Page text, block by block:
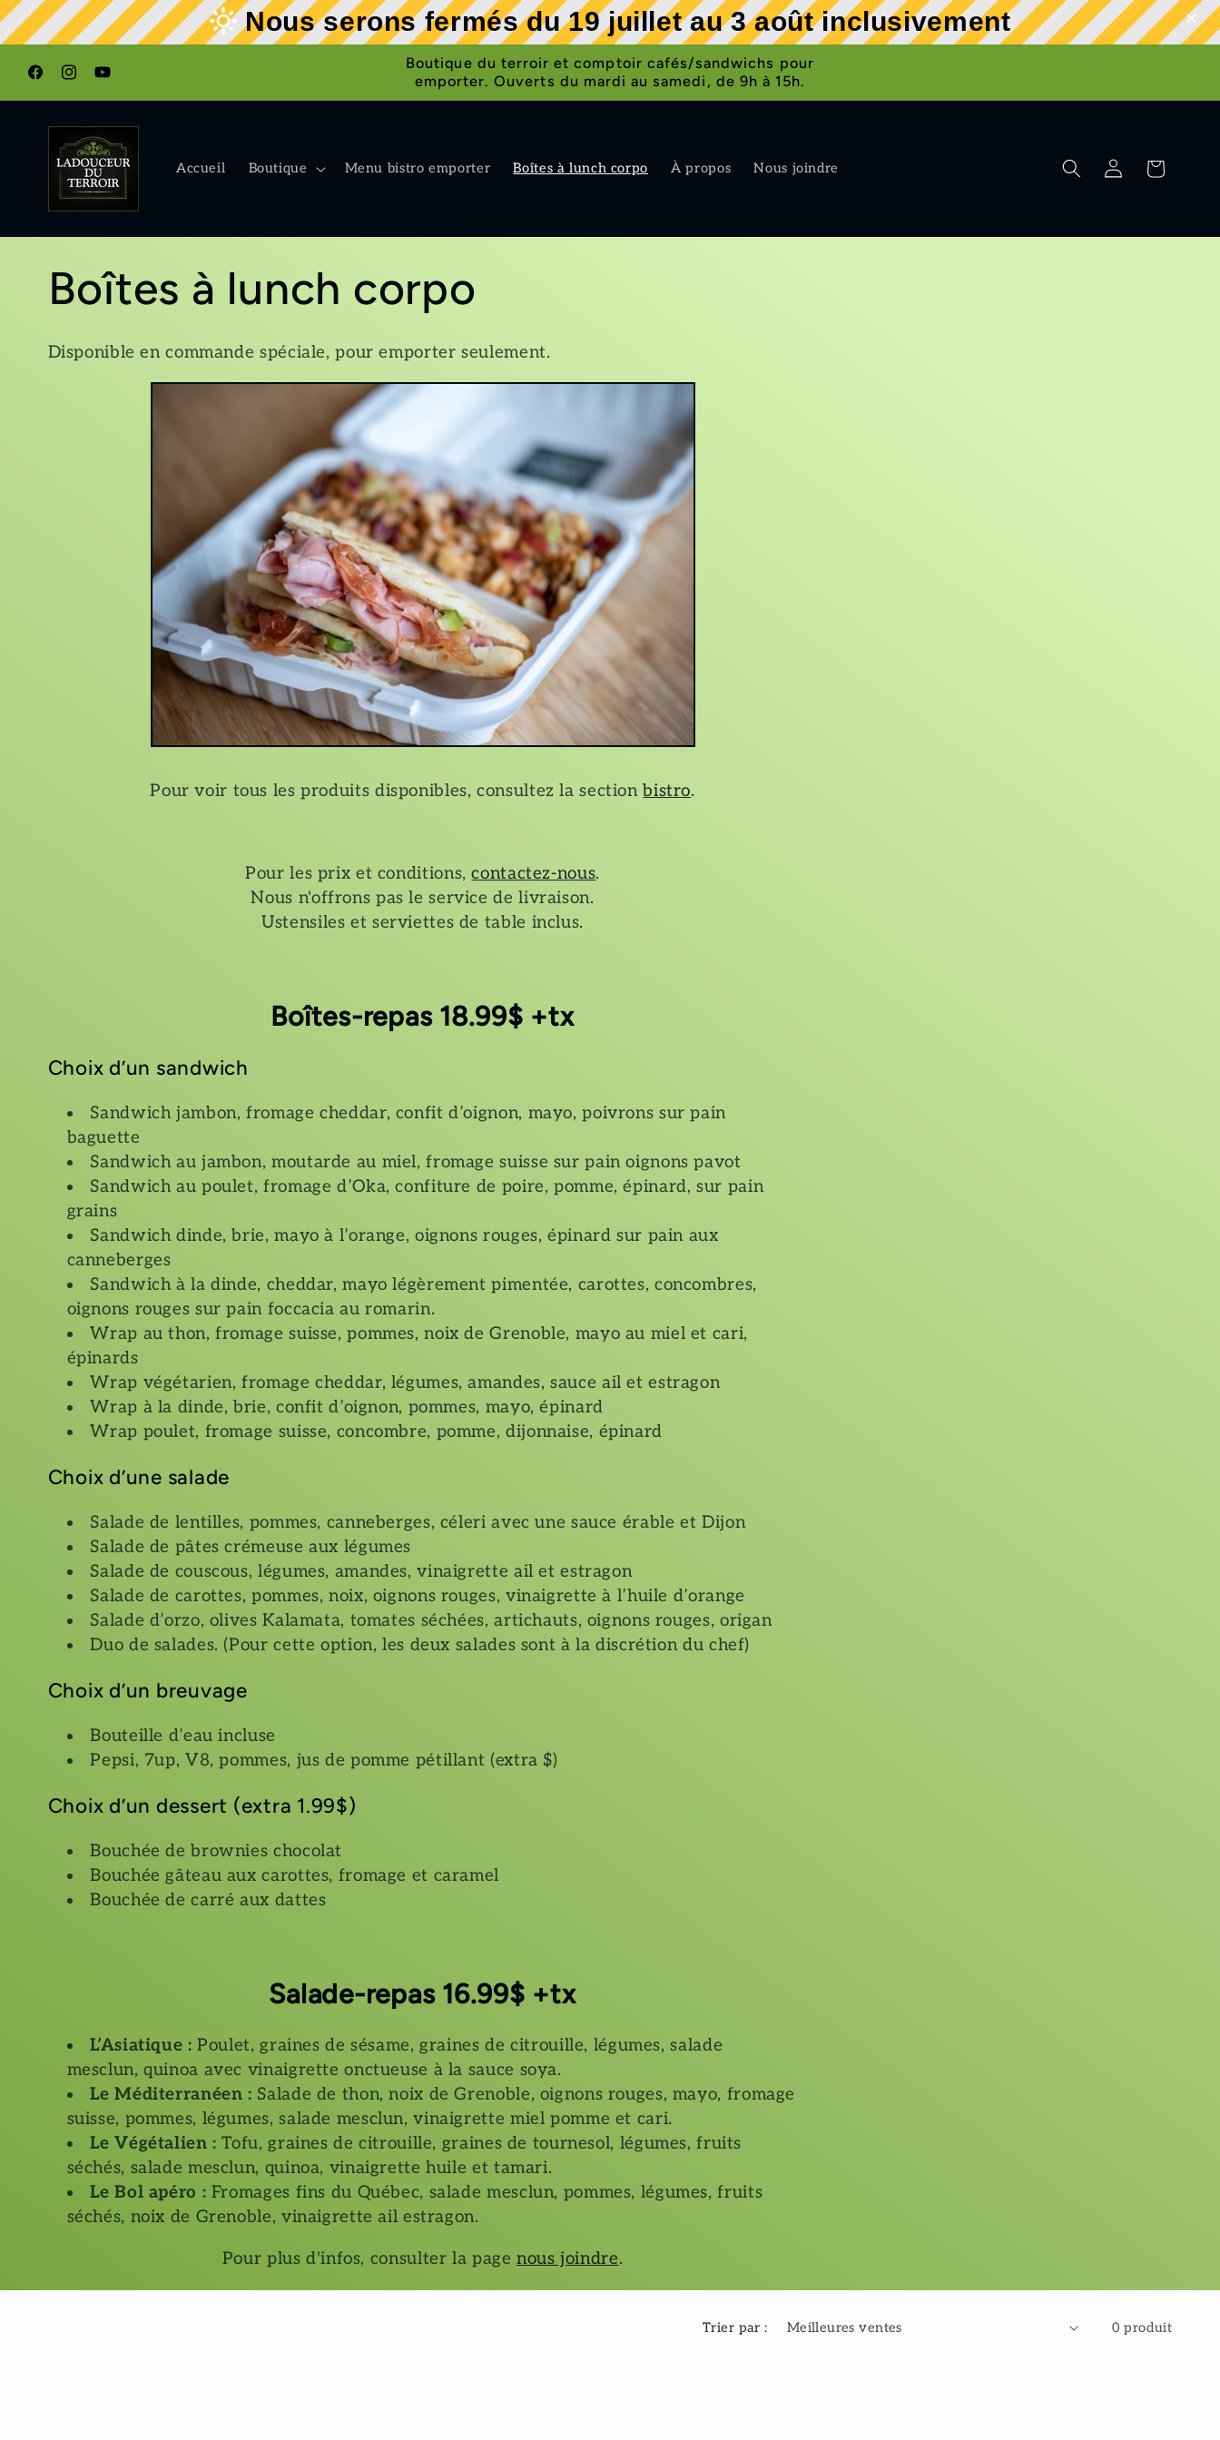
Nous serons fermés du 19 juillet au 3 août inclusivement
et
passer
au
FacebookInstagramYouTube
Boutique du terroir et comptoir cafés/sandwichs pour
emporter. Ouverts du mardi au samedi, de 9h à 15h.
Accueil Boutique Menu bistro emporter Boîtes à lunch corpo À propos Nous joindre ConnexionPanier
C
o
Boîtes à lunch corpo
Disponible en commande spéciale, pour emporter seulement.
Pour voir tous les produits disponibles, consultez la section bistro.
Pour les prix et conditions,contactez-nous.
Nous n'offrons pas le service de livraison.
Ustensiles et serviettes de table inclus.
Boîtes-repas 18.99$ +tx
Choix d’un sandwich
Sandwich jambon, fromage cheddar, confit d’oignon, mayo, poivrons sur pain
baguette
Sandwich au jambon, moutarde au miel, fromage suisse sur pain oignons pavot
Sandwich au poulet, fromage d’Oka, confiture de poire, pomme, épinard, sur pain
grains
Sandwich dinde, brie, mayo à l’orange, oignons rouges, épinard sur pain aux
canneberges
Sandwich à la dinde, cheddar, mayo légèrement pimentée, carottes, concombres,
oignons rouges sur pain foccacia au romarin.
Wrap au thon, fromage suisse, pommes, noix de Grenoble, mayo au miel et cari,
épinards
Wrap végétarien, fromage cheddar, légumes, amandes, sauce ail et estragon
Wrap à la dinde, brie, confit d’oignon, pommes, mayo, épinard
Wrap poulet, fromage suisse, concombre, pomme, dijonnaise, épinard
Choix d’une salade
Salade de lentilles, pommes, canneberges, céleri avec une sauce érable et Dijon
Salade de pâtes crémeuse aux légumes
Salade de couscous, légumes, amandes, vinaigrette ail et estragon
Salade de carottes, pommes, noix, oignons rouges, vinaigrette à l’huile d’orange
Salade d’orzo, olives Kalamata, tomates séchées, artichauts, oignons rouges, origan
Duo de salades. (Pour cette option, les deux salades sont à la discrétion du chef)
Choix d’un breuvage
Bouteille d’eau incluse
Pepsi, 7up, V8, pommes, jus de pomme pétillant (extra $)
Choix d’un dessert (extra 1.99$)
Bouchée de brownies chocolat
Bouchée gâteau aux carottes, fromage et caramel
Bouchée de carré aux dattes
Salade-repas 16.99$ +tx
L’Asiatique :Poulet, graines de sésame, graines de citrouille, légumes, salade
mesclun, quinoa avec vinaigrette onctueuse à la sauce soya.
Le Méditerranéen : Salade de thon, noix de Grenoble, oignons rouges, mayo, fromage
suisse, pommes, légumes, salade mesclun, vinaigrette miel pomme et cari.
Le Végétalien :Tofu, graines de citrouille, graines de tournesol, légumes, fruits
séchés, salade mesclun, quinoa, vinaigrette huile et tamari.
Le Bol apéro : Fromages fins du Québec, salade mesclun, pommes, légumes, fruits
séchés, noix de Grenoble, vinaigrette ail estragon.
Pour plus d'infos, consulter la pagenous joindre.
Trier par : 0 produit